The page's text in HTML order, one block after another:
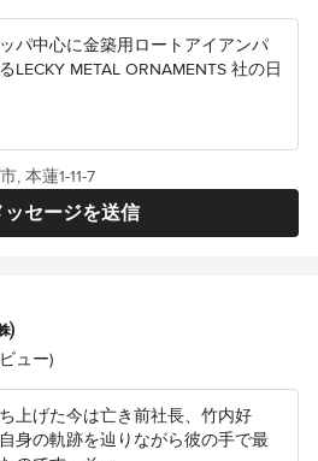
パ中心に金築用ロートアイアンパ
LECKY METAL ORNAMENTS 社の日
ッセージを送信
, 本蓮1-11-7
ュー)
上げた今は亡き前社長、竹内好
身の軌跡を辿りながら彼の手で最